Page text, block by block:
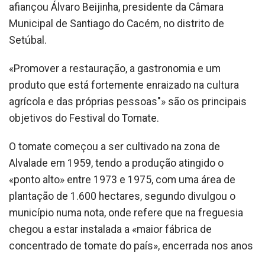
afiançou Álvaro Beijinha, presidente da Câmara
Municipal de Santiago do Cacém, no distrito de
Setúbal.
«Promover a restauração, a gastronomia e um
produto que está fortemente enraizado na cultura
agrícola e das próprias pessoas"» são os principais
objetivos do Festival do Tomate.
O tomate começou a ser cultivado na zona de
Alvalade em 1959, tendo a produção atingido o
«ponto alto» entre 1973 e 1975, com uma área de
plantação de 1.600 hectares, segundo divulgou o
município numa nota, onde refere que na freguesia
chegou a estar instalada a «maior fábrica de
concentrado de tomate do país», encerrada nos anos